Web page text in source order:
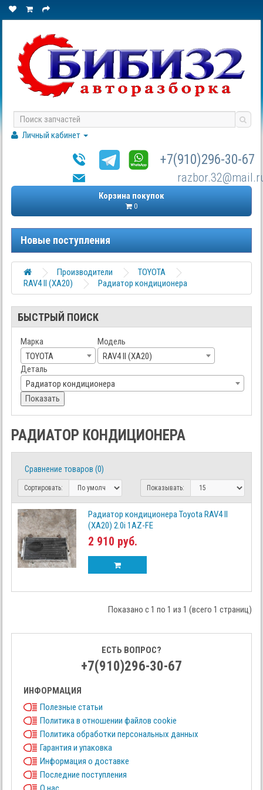
Личный кабинет
+7(910)296-30-67
Корзина покупок
0
Новые поступления
Производители
TOYOTA
RAV4 II (XA20)
Радиатор кондиционера
БЫСТРЫЙ ПОИСК
Марка
TOYOTA
Модель
RAV4 II (XA20)
Деталь
Радиатор кондиционера
Показать
РАДИАТОР КОНДИЦИОНЕРА
Сравнение товаров (0)
Сортировать: Показывать:
Радиатор кондиционера Toyota RAV4 II
(XA20) 2.0i 1AZ-FE
2 910 руб.
Показано с 1 по 1 из 1 (всего 1 страниц)
ЕСТЬ ВОПРОС?
+7(910)296-30-67
ИНФОРМАЦИЯ
Полезные статьи
Политика в отношении файлов cookie
Политика обработки персональных данных
Гарантия и упаковка
Информация о доставке
Последние поступления